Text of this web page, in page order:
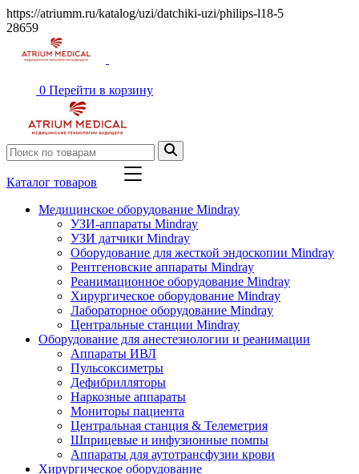
https://atriumm.ru/katalog/uzi/datchiki-uzi/philips-l18-5
28659
0 Перейти в корзину
Каталог товаров
Медицинское оборудование Mindray
УЗИ-аппараты Mindray
УЗИ датчики Mindray
Оборудование для жесткой эндоскопии Mindray
Рентгеновские аппараты Mindray
Реанимационное оборудование Mindray
Хирургическое оборудование Mindray
Лабораторное оборудование Mindray
Центральные станции Mindray
Оборудование для анестезиологии и реанимации
Аппараты ИВЛ
Пульсоксиметры
Дефибрилляторы
Наркозные аппараты
Мониторы пациента
Центральная станция & Телеметрия
Шприцевые и инфузионные помпы
Аппараты для аутотрансфузии крови
Хирургическое оборудование